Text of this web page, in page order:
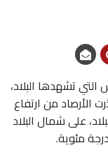
تشهدها البلاد،
الأرصاد من ارتفاع
على شمال البلاد